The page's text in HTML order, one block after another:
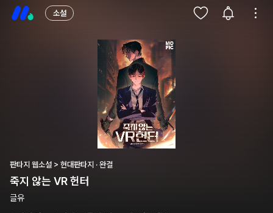
소설
판타지 웹소설 > 현대판타지 · 완결
죽지 않는 VR 헌터
글유